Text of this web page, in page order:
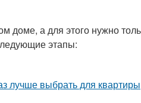
доме, а для этого нужно
этапы: